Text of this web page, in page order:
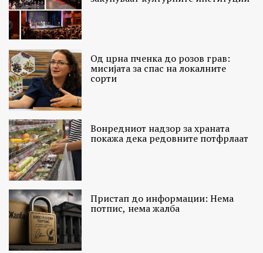
Од црна пченка до розов грав:
мисијата за спас на локалните
сорти
Вонредниот надзор за храната
покажа дека редовните потфрлаат
Пристап до информации: Нема
потпис, нема жалба